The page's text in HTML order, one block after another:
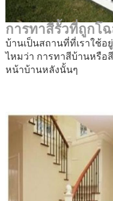
การทาสีรั้วที่ถูกโ
บ้านเป็นสถานที่ที่เราใช้
ไหมว่า การทาสีบ้านหรือ
หน้าบ้านหลังนั้นๆ